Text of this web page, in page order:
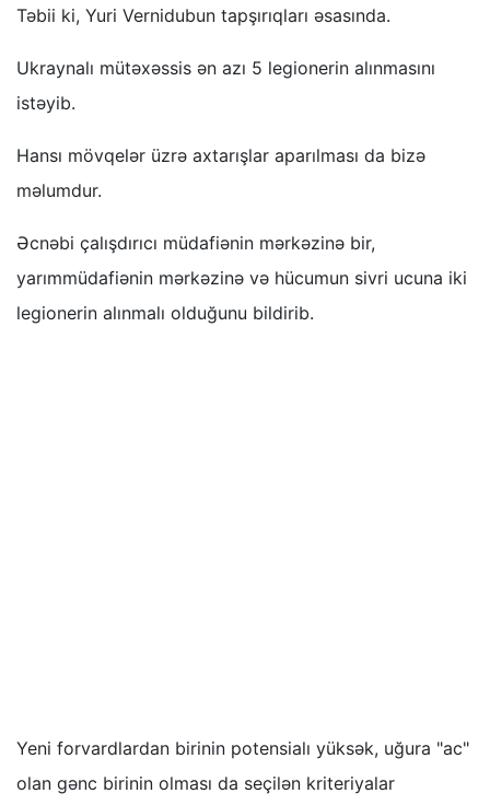
Təbii ki, Yuri Vernidubun tapşırıqları əsasında.
Ukraynalı mütəxəssis ən azı 5 legionerin alınmasını
istəyib.
Hansı mövqelər üzrə axtarışlar aparılması da bizə
məlumdur.
Əcnəbi çalışdırıcı müdafiənin mərkəzinə bir,
yarımmüdafiənin mərkəzinə və hücumun sivri ucuna iki
legionerin alınmalı olduğunu bildirib.
Yeni forvardlardan birinin potensialı yüksək, uğura "ac"
olan gənc birinin olması da seçilən kriteriyalar